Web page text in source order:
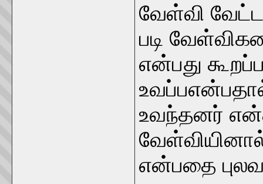
வேள்வி
படி
என்பது
உவந்தனர்
என்பதை